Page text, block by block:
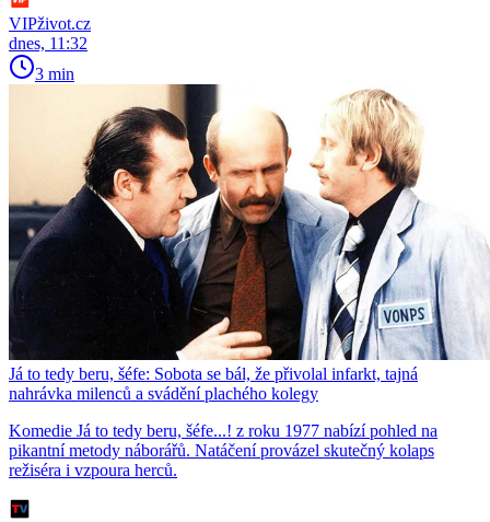
VIPživot.cz
dnes, 11:32
3 min
Já to tedy beru, šéfe: Sobota se bál, že přivolal infarkt, tajná
nahrávka milenců a svádění plachého kolegy
Komedie Já to tedy beru, šéfe...! z roku 1977 nabízí pohled na
pikantní metody náborářů. Natáčení provázel skutečný kolaps
režiséra i vzpoura herců.